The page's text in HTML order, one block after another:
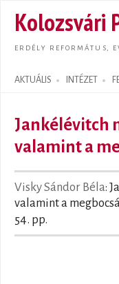
Kolozsvári
ERDÉLY REFORMÁTUS,
AKTUÁLIS INTÉZET
Search form
Jankélévitch
valamint a
Visky Sándor Béla:
valamint a
54. pp.